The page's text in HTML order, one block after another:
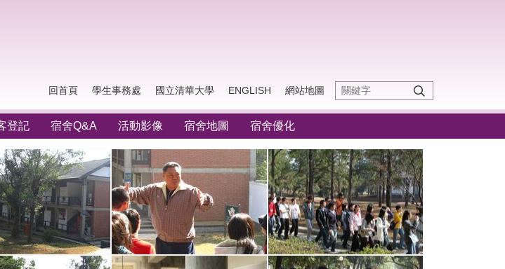
回首頁 學生事務處 國立清華大學 ENGLISH 網站地圖
登記 宿舍Q&A 活動影像 宿舍地圖 宿舍優化